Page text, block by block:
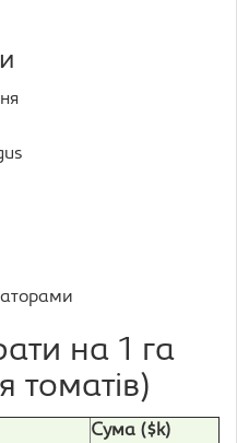
на 1 га
томатів)
Сума ($k)